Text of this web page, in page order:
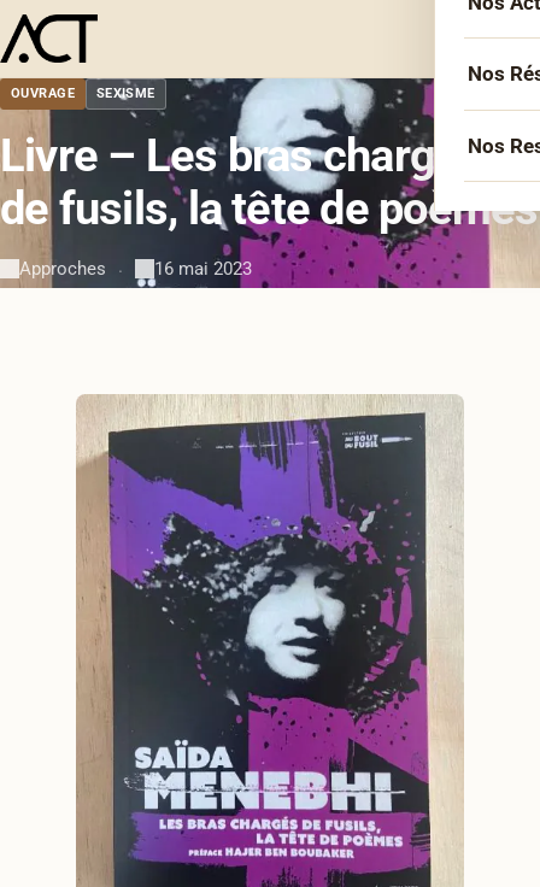
Nos
Nos
OUVRAGE SEXISME
Livre – Les bras chargés
de fusils, la tête de poèmes
Approches · 16 mai 2023